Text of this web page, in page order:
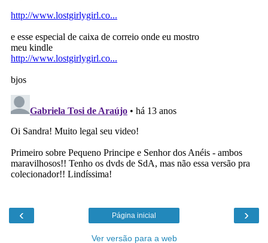
‹ ›
Página inicial
Ver versão para a web